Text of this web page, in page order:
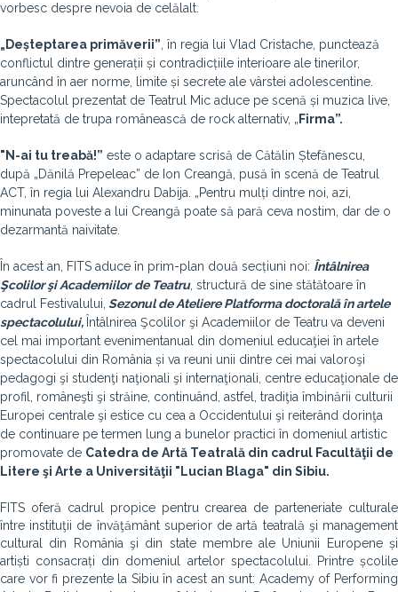
vorbesc despre nevoia de celălalt.
„Deșteptarea primăverii” , în regia lui Vlad Cristache, punctează
conflictul dintre generații și contradicțiile interioare ale tinerilor,
aruncând în aer norme, limite și secrete ale vârstei adolescentine.
Spectacolul prezentat de Teatrul Mic aduce pe scenă și muzica live,
intepretată de trupa românească de rock alternativ, „ Firma”.
"N-ai tu treabă!” este o adaptare scrisă de Cătălin Ștefănescu,
după „Dănilă Prepeleac” de Ion Creangă, pusă în scenă de Teatrul
ACT, în regia lui Alexandru Dabija. „Pentru mulți dintre noi, azi,
minunata poveste a lui Creangă poate să pară ceva nostim, dar de o
dezarmantă naivitate.
În acest an, FITS aduce în prim-plan două secțiuni noi: Întâlnirea
Şcolilor şi Academiilor de Teatru, structură de sine stătătoare în
cadrul
Festivalului, Sezonul de AtelierePlatforma doctorală în artele
spectacolului, Întâlnirea Şcolilor şi Academiilor de Teatru va deveni
cel mai important evenimentanual din domeniul educaţiei în artele
spectacolului din România și va reuni unii dintre cei mai valoroşi
pedagogi şi studenţi naţionali şi internaţionali, centre educaţionale de
profil, româneşti şi străine, continuând, astfel, tradiţia îmbinării culturii
Europei centrale şi estice cu cea a Occidentului şi reiterând dorinţa
de continuare pe termen lung a bunelor practici în domeniul artistic
promovate de Catedra de Artă Teatrală din cadrul Facultăţii de
Litere şi Arte a Universităţii "Lucian Blaga" din Sibiu.
FITS oferă cadrul propice pentru crearea de parteneriate culturale
între instituţii de învăţământ superior de artă teatrală şi management
cultural din România şi din state membre ale Uniunii Europene și
artiști consacrați din domeniul artelor spectacolului. Printre școlile
care vor fi prezente la Sibiu în acest an sunt: Academy of Performing